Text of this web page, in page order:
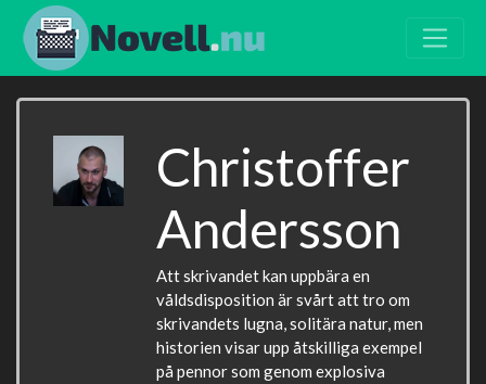
Christoffer
Andersson
Att skrivandet kan uppbära en
våldsdisposition är svårt att tro om
skrivandets lugna, solitära natur, men
historien visar upp åtskilliga exempel
på pennor som genom explosiva